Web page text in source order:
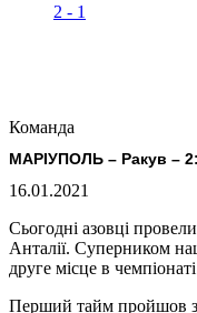
2 - 1
Команда
МАРІУПОЛЬ – Ракув –
16.01.2021
Сьогодні азовці
Анталії. Суперником
друге місце в
Перший тайм пройшов